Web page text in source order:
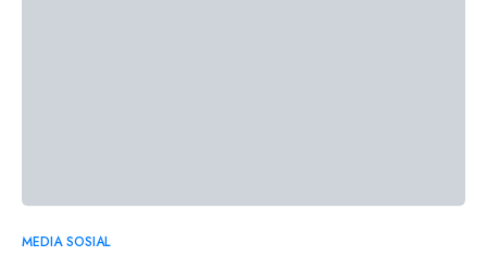
MEDIA SOSIAL